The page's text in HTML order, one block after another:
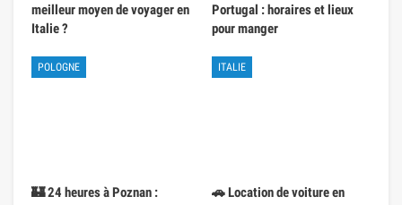
meilleur moyen de voyager en
Italie ?
Portugal : horaires et lieux
pour manger
POLOGNE
🏰 24 heures à Poznan :
ITALIE
🚗 Location de voiture en